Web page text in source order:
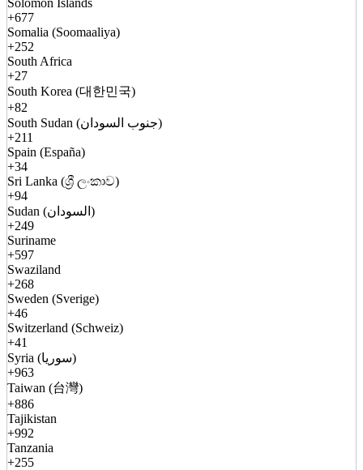
Solomon Islands
+677
Somalia (Soomaaliya)
+252
South Africa
+27
South Korea (대한민국)
+82
South Sudan (جنوب السودان)
+211
Spain (España)
+34
Sri Lanka (ශ්‍රී ලංකාව)
+94
Sudan (السودان)
+249
Suriname
+597
Swaziland
+268
Sweden (Sverige)
+46
Switzerland (Schweiz)
+41
Syria (سوريا)
+963
Taiwan (台灣)
+886
Tajikistan
+992
Tanzania
+255